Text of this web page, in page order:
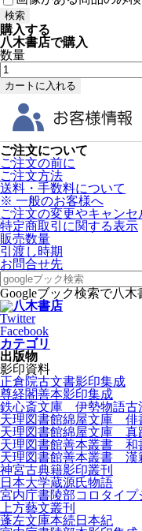
購入する
八木書店で購入
数量
ご注文について
ご注文の前に
ご注文方法
送料・手数料について
※ 一般のお客様へ
ご注文の変更やキャンセ
特定商取引に関する表示
販売数量
引渡し時期
お問合せ先
Googleブック検索で八木
Twitter
Facebook
カテゴリ
出版物
影印資料
正倉院古文書影印集成
尊経閣善本影印集成
鉄心斎文庫 伊勢物語古
天理図書館綿屋文庫 俳
天理図書館綿屋文庫 真
天理図書館善本叢書 和
天理図書館善本叢書 漢
神宮古典籍影印叢刊
日本大学蔵源氏物語
宮内庁書陵部コロタイプ
上方藝文叢刊
蓬左文庫本続日本紀